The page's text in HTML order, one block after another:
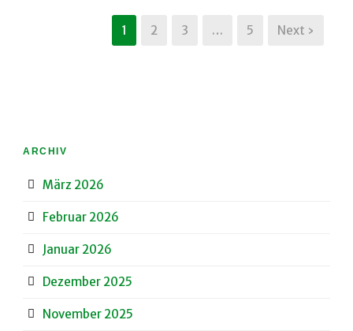
1 2 3 … 5 Next ›
ARCHIV
März 2026
Februar 2026
Januar 2026
Dezember 2025
November 2025